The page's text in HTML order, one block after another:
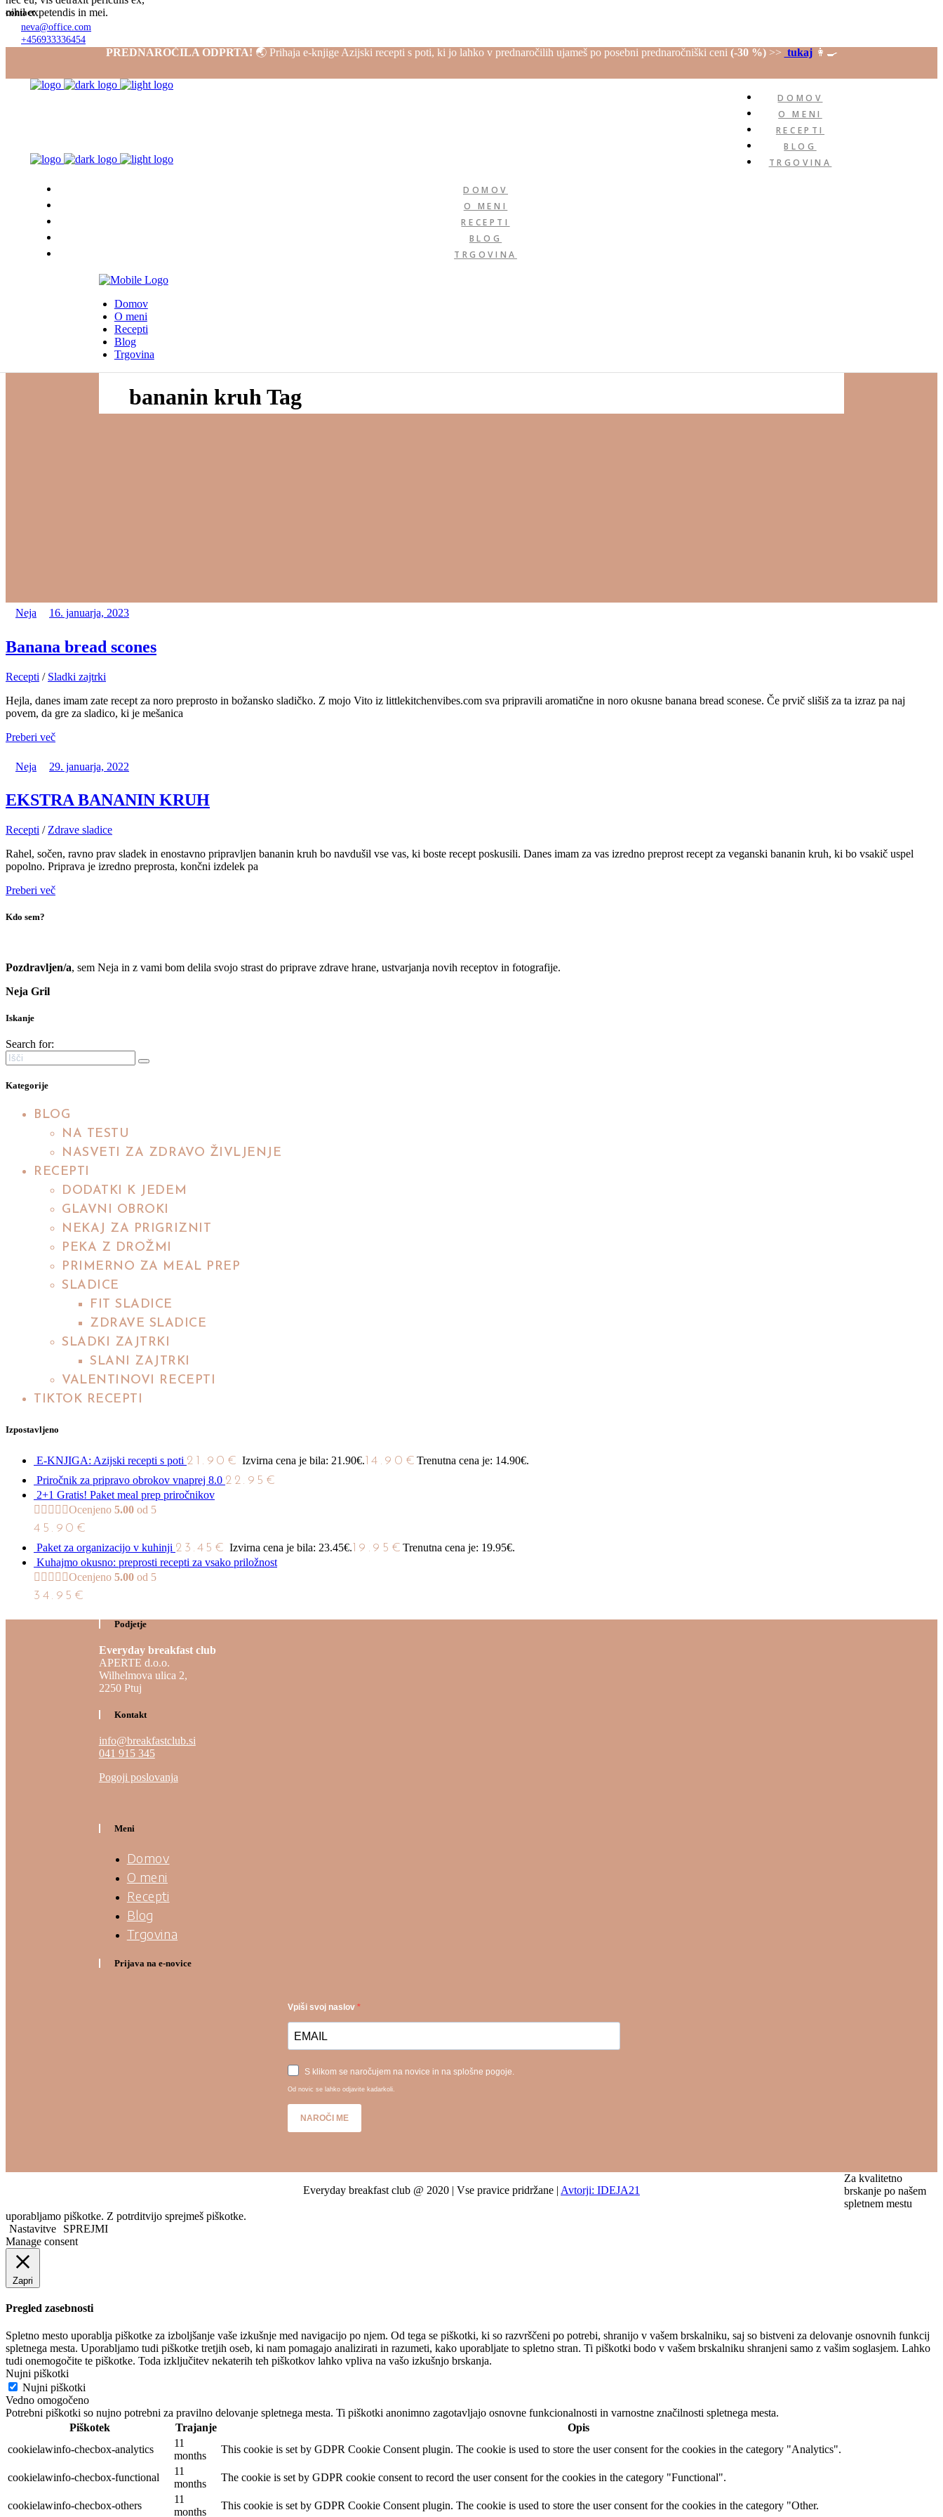
nihil expetendis in mei.
contact
neva@office.com
+456933336454
PREDNAROČILA ODPRTA! 🌏 Prihaja e-knjige Azijski recepti s poti, ki jo lahko v prednaročilih ujameš po posebni prednaročniški ceni (-30 %)>> tukaj👩‍🍳
DOMOV
O MENI
RECEPTI
BLOG
TRGOVINA
DOMOV
O MENI
RECEPTI
BLOG
TRGOVINA
Domov
O meni
Recepti
Blog
Trgovina
bananin kruh Tag
Neja 16. januarja, 2023
Banana bread scones
Recepti / Sladki zajtrki
Hejla, danes imam zate recept za noro preprosto in božansko sladičko. Z mojo Vito iz littlekitchenvibes.com sva pripravili aromatične in noro okusne banana bread sconese. Če prvič slišiš za ta izraz pa naj
povem, da gre za sladico, ki je mešanica
Preberi več
Neja 29. januarja, 2022
EKSTRA BANANIN KRUH
Recepti / Zdrave sladice
Rahel, sočen, ravno prav sladek in enostavno pripravljen bananin kruh bo navdušil vse vas, ki boste recept poskusili. Danes imam za vas izredno preprost recept za veganski bananin kruh, ki bo vsakič uspel
popolno. Priprava je izredno preprosta, končni izdelek pa
Preberi več
Kdo sem?
Pozdravljen/a, sem Neja in z vami bom delila svojo strast do priprave zdrave hrane, ustvarjanja novih receptov in fotografije.
Neja Gril
Iskanje
Search for:
Kategorije
BLOG
NA TESTU
NASVETI ZA ZDRAVO ŽIVLJENJE
RECEPTI
DODATKI K JEDEM
GLAVNI OBROKI
NEKAJ ZA PRIGRIZNIT
PEKA Z DROŽMI
PRIMERNO ZA MEAL PREP
SLADICE
FIT SLADICE
ZDRAVE SLADICE
SLADKI ZAJTRKI
SLANI ZAJTRKI
VALENTINOVI RECEPTI
TIKTOK RECEPTI
Izpostavljeno
E-KNJIGA: Azijski recepti s poti 21.90 € Izvirna cena je bila: 21.90€.14.90 €Trenutna cena je: 14.90€.
Priročnik za pripravo obrokov vnaprej 8.0 22.95 €
2+1 Gratis! Paket meal prep priročnikov
Ocenjeno 5.00 od 5
45.90 €
Paket za organizacijo v kuhinji 23.45 € Izvirna cena je bila: 23.45€.19.95 €Trenutna cena je: 19.95€.
Kuhajmo okusno: preprosti recepti za vsako priložnost
Ocenjeno 5.00 od 5
34.95 €
Podjetje
Everyday breakfast club
APERTE d.o.o.
Wilhelmova ulica 2,
2250 Ptuj
Kontakt
info@breakfastclub.si
041 915 345
Pogoji poslovanja
Meni
Domov
O meni
Recepti
Blog
Trgovina
Prijava na e-novice
Vpiši svoj naslov
S klikom se naročujem na novice in na splošne pogoje.
Od novic se lahko odjavite kadarkoli.
NAROČI ME
Everyday breakfast club @ 2020 | Vse pravice pridržane | Avtorji: IDEJA21
Za kvalitetno
brskanje po našem
spletnem mestu
uporabljamo piškotke. Z potrditvijo sprejmeš piškotke.
Nastavitve
SPREJMI
Manage consent
Zapri
Pregled zasebnosti
Spletno mesto uporablja piškotke za izboljšanje vaše izkušnje med navigacijo po njem. Od tega se piškotki, ki so razvrščeni po potrebi, shranijo v vašem brskalniku, saj so bistveni za delovanje osnovnih funkcij
spletnega mesta. Uporabljamo tudi piškotke tretjih oseb, ki nam pomagajo analizirati in razumeti, kako uporabljate to spletno stran. Ti piškotki bodo v vašem brskalniku shranjeni samo z vašim soglasjem. Lahko
tudi onemogočite te piškotke. Toda izključitev nekaterih teh piškotkov lahko vpliva na vašo izkušnjo brskanja.
Nujni piškotki
Nujni piškotki
Vedno omogočeno
Potrebni piškotki so nujno potrebni za pravilno delovanje spletnega mesta. Ti piškotki anonimno zagotavljajo osnovne funkcionalnosti in varnostne značilnosti spletnega mesta.
Piškotek
Trajanje
Opis
cookielawinfo-checbox-analytics
11
months
This cookie is set by GDPR Cookie Consent plugin. The cookie is used to store the user consent for the cookies in the category "Analytics".
cookielawinfo-checbox-functional
11
months
The cookie is set by GDPR cookie consent to record the user consent for the cookies in the category "Functional".
cookielawinfo-checbox-others
11
months
This cookie is set by GDPR Cookie Consent plugin. The cookie is used to store the user consent for the cookies in the category "Other.